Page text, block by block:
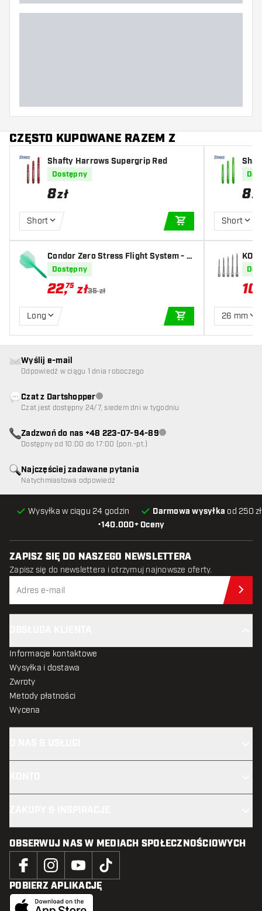
CZĘSTO KUPOWANE RAZEM Z
Shafty Harrows Supergrip Red
Dostępny
8zł
Short
DODAJ DO
Condor Zero Stress Flight System - S
mall Clear Green
Dostępny
22,75 zł35 zł
Long
DODAJ DO
8zł
Short
10
26 mm
•140.000+ Oceny
Wysyłka w ciągu 24 godzin Darmowa wysyłka od 250
Najczęściej zadawane pytania
Natychmiastowa odpowiedź
Wyślij e-mail
Odpowiedź w ciągu 1 dnia roboczego
Czat z DartshopperObsługa klienta niedostępna
Czat jest dostępny 24/7, siedem dni w tygodniu
Zadzwoń do nas +48 223-07-94-89Obsługa klienta niedostępna
Dostępny od 10:00 do 17:00 (pon.-pt.)
ZAPISZ SIĘ DO NASZEGO NEWSLETTERA
Zapisz się do newslettera i otrzymuj najnowsze oferty.
Informacje kontaktowe
Wysyłka i dostawa
Zwroty
Metody płatności
Wycena
OBSERWUJ NAS W MEDIACH SPOŁECZNOŚCIOWYCH
POBIERZ APLIKACJĘ